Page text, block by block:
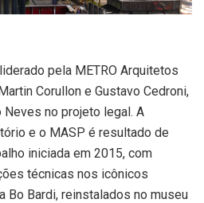
pela METRO Arquitetos
Corullon e Gustavo Cedroni,
no projeto legal. A
e o MASP é resultado de
iniciada em 2015, com
técnicas nos icônicos
Bo Bardi, reinstalados no museu